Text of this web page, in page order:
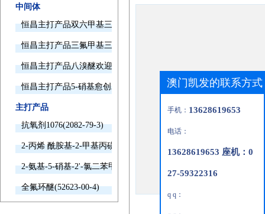
中间体
恒昌主打产品双六甲基三胺欢迎询价
恒昌主打产品三氟甲基三甲基硅烷欢迎询价
恒昌主打产品八溴醚欢迎询价
恒昌主打产品5-硝基愈创木酚钠欢迎询价
主打产品
抗氧剂1076(2082-79-3)
2-丙烯 酰胺基-2-甲基丙磺酸(15214-89-8)
2-氨基-5-硝基-2'-氯二苯甲酮(2011-66-7)
全氟环醚(52623-00-4)
澳门凯发的联系方式
手机： 13628619653
电话：
13628619653 座机：0
27-59322316
q q：